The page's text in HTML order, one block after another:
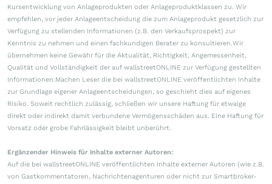
Kursentwicklung von Anlageprodukten oder Anlageproduktklassen zu. Wir
empfehlen, vor jeder Anlageentscheidung die zum Anlageprodukt gesetzlich zur
Verfügung zu stellenden Informationen (z.B. den Verkaufsprospekt) zur
Kenntnis zu nehmen und einen fachkundigen Berater zu konsultieren.Wir
übernehmen keine Gewähr für die Aktualität, Richtigkeit, Angemessenheit,
Qualität und Vollständigkeit der auf wallstreetONLINE zur Verfügung gestellten
Informationen.Machen Leser die bei wallstreetONLINE veröffentlichten Inhalte
zur Grundlage eigener Anlageentscheidungen, so geschieht dies auf eigenes
Risiko. Soweit rechtlich zulässig, schließen wir unsere Haftung für etwaige
direkt oder indirekt damit verbundene Vermögensschäden aus. Eine Haftung für
Vorsatz oder grobe Fahrlässigkeit bleibt unberührt.
Ergänzender Hinweis für Inhalte externer Autoren:
Auf die bei wallstreetONLINE veröffentlichten Inhalte externer Autoren (wie z.B.
von Gastkommentatoren, Nachrichtenagenturen oder nicht zur Smartbroker-